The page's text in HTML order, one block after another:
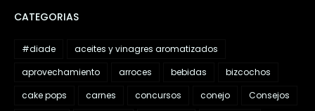
CATEGORIAS
#diade
aceites y vinagres aromatizados
aprovechamiento
arroces bebidas
bizcochos
cake pops
carnes concursos conejo
Consejos